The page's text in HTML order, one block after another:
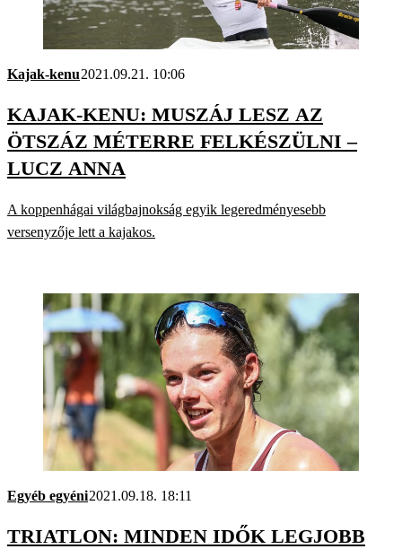
Kajak-kenu2021.09.21. 10:06
KAJAK-KENU: MUSZÁJ LESZ AZ
ÖTSZÁZ MÉTERRE FELKÉSZÜLNI –
LUCZ ANNA
A koppenhágai világbajnokság egyik legeredményesebb
versenyzője lett a kajakos.
Egyéb egyéni2021.09.18. 18:11
TRIATLON: MINDEN IDŐK LEGJOBB